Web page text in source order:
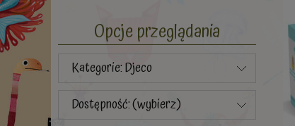
Opcje przeglądania
Kategorie: Djeco
Dostępność: (wybierz)